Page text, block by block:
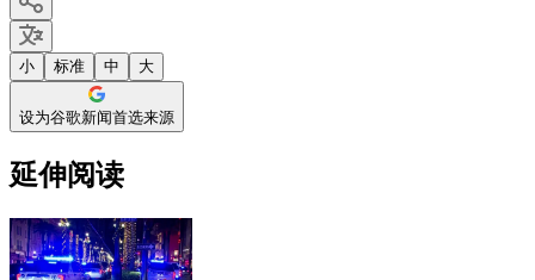
小 标准 中 大
设为谷歌新闻首选来源
延伸阅读